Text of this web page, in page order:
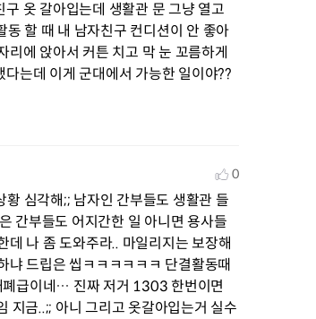
옷 갈아입는데 생활관 문 그냥 열고
할 때 내 남자친구 컨디션이 안 좋아
에 앉아서 커튼 치고 막 눈 꼬름하게
는데 이게 군대에서 가능한 일이야??
0
심각해;; 남자인 간부들도 생활관 들
간부들도 어지간한 일 아니면 용사들
나 좀 도와주라.. 마일리지는 보장해
냐 드립은 씹ㅋㅋㅋㅋㅋㅋ 단결활동때
폐급이네… 진짜 저거 1303 한번이면
지금..;; 아니 그리고 옷갈아입는거 실수